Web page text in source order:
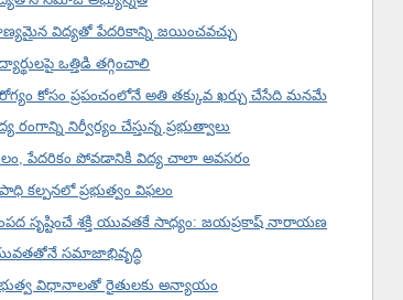
విద్యతో పేదరికాన్ని జయించవచ్చు
ఒత్తిడి తగ్గించాలి
కోసం ప్రపంచంలోనే అతి తక్కువ ఖర్చు చేసేది మనమే
రంగాన్ని నిర్వీర్యం చేస్తున్న ప్రభుత్వాలు
పేదరికం పోవడానికి విద్య చాలా అవసరం
కల్పనలో ప్రభుత్వం విఫలం
సృష్టించే శక్తి యువతకే సాధ్యం: జయప్రకాష్ నారాయణ
సమాజాభివృద్ధి
విధానాలతో రైతులకు అన్యాయం